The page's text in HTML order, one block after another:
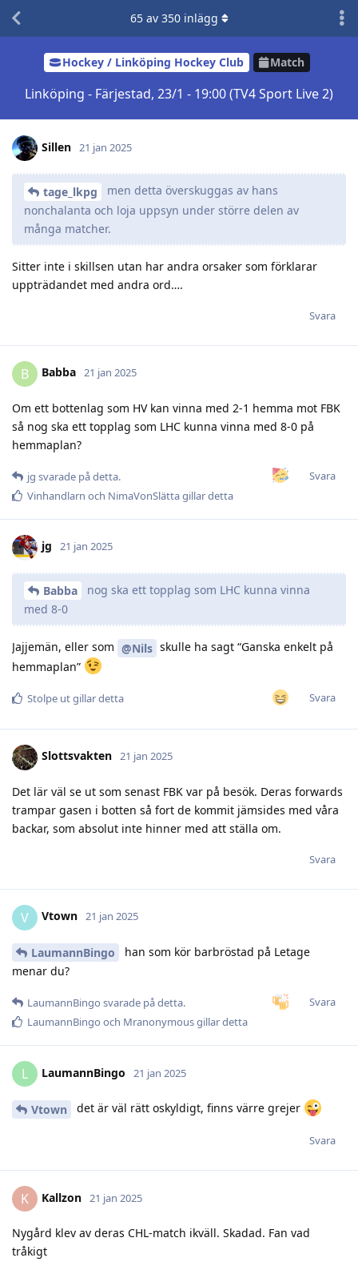
Hockey / Linköping Hockey Club Match
Linköping - Färjestad, 23/1 - 19:00 (TV4 Sport Live 2)
65av 350inlägg
Sillen 21 jan 2025
tage_lkpg
men detta överskuggas av hans
nonchalanta och loja uppsyn under större delen av
många matcher.
Sitter inte i skillsen utan har andra orsaker som förklarar
uppträdandet med andra ord….
Svara
B Babba 21 jan 2025
Om ett bottenlag som HV kan vinna med 2-1 hemma mot FBK
så nog ska ett topplag som LHC kunna vinna med 8-0 på
hemmaplan?
Svara
jg svarade på detta.
Vinhandlarn och NimaVonSlättagillar detta
jg 21 jan 2025
Babba
nog ska ett topplag som LHC kunna vinna
med 8-0
Jajjemän, eller som @Nils skulle ha sagt “Ganska enkelt på
hemmaplan”
Svara
Stolpe utgillar detta
Slottsvakten 21 jan 2025
Det lär väl se ut som senast FBK var på besök. Deras forwards
trampar gasen i botten så fort de kommit jämsides med våra
backar, som absolut inte hinner med att ställa om.
Svara
V Vtown 21 jan 2025
LaumannBingo
han som kör barbröstad på Letage
menar du?
Svara
LaumannBingo svarade på detta.
LaumannBingo och Mranonymousgillar detta
L LaumannBingo 21 jan 2025
Vtown det är väl rätt oskyldigt, finns värre grejer
Svara
K Kallzon 21 jan 2025
Nygård klev av deras CHL-match ikväll. Skadad. Fan vad
tråkigt